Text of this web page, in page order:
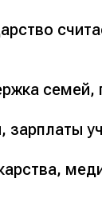
зарплаты